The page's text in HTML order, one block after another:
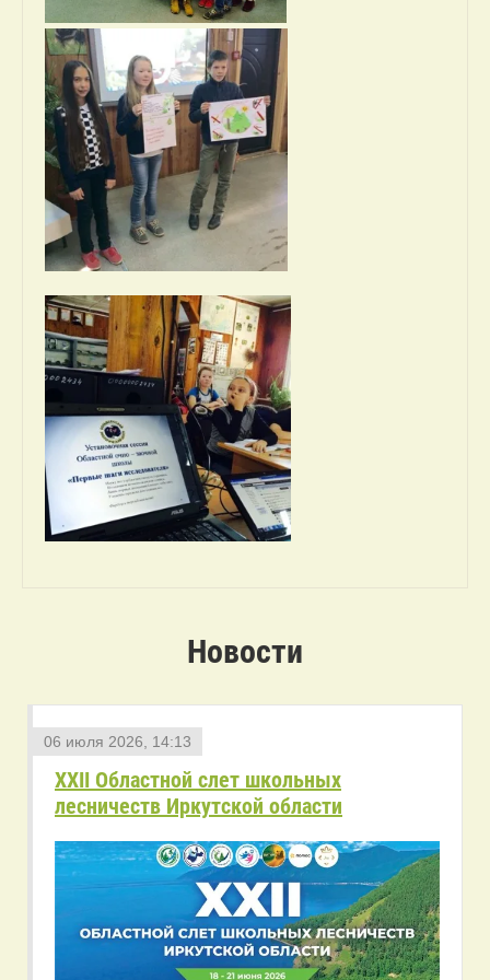
Новости
06 июля 2026, 14:13
XXII Областной слет школьных
лесничеств Иркутской области